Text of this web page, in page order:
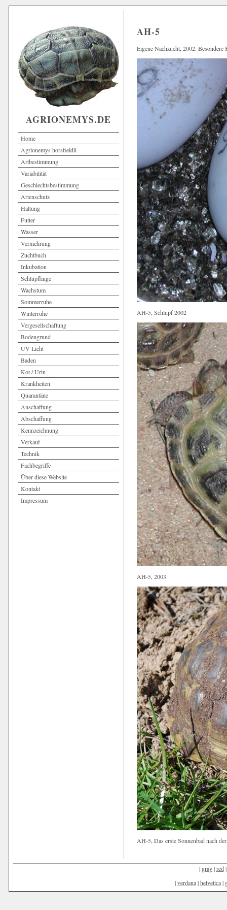
AGRIONEMYS.DE
Home
Agrionemys horsfieldii
Artbestimmung
Variabilität
Geschlechtsbestimmung
Artenschutz
Haltung
Futter
Wasser
Vermehrung
Zuchtbuch
Inkubation
Schlüpflinge
Wachstum
Sommerruhe
Winterruhe
Vergesellschaftung
Bodengrund
UV Licht
Baden
Kot / Urin
Krankheiten
Quarantäne
Anschaffung
Abschaffung
Kennzeichnung
Verkauf
Technik
Fachbegriffe
Über diese Website
Kontakt
Impressum
AH-5
Eigene Nachzucht, 2002.
AH-5, Schlupf 2002
AH-5, 2003
AH-5, Das erste Sonnenbad nach
| gray|red
|verdana|helvetica|